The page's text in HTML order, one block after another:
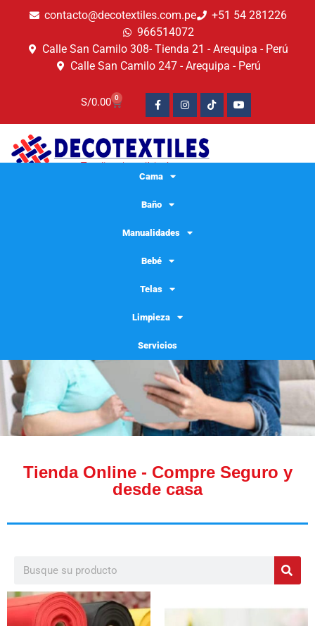
contacto@decotextiles.com.pe
+51 54 281226
966514072
Calle San Camilo 308- Tienda 21 - Arequipa - Perú
Calle San Camilo 247 - Arequipa - Perú​
S/0.00 0
Cama
Baño
Manualidades
Bebé
Telas
Limpieza
Servicios
sabanas algodon
Tienda Online - Compre Seguro y
desde casa